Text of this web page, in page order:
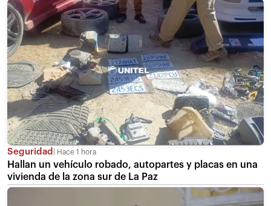
Seguridad Hace 1 hora
Hallan un vehículo robado, autopartes y placas en una
vivienda de la zona sur de La Paz